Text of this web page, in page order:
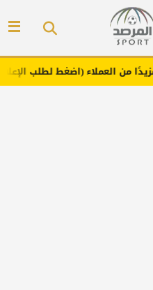
لطلب الإعلان)